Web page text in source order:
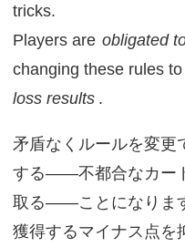
tricks.
Players are obligated
changing these rules to
loss results .
矛盾なくルールを変更
する――不都合なカー
取る――ことになりま
獲得するマイナス点を